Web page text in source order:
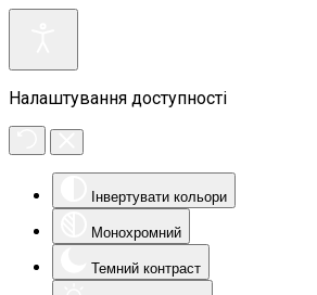
Налаштування доступності
Інвертувати кольори
Монохромний
Темний контраст